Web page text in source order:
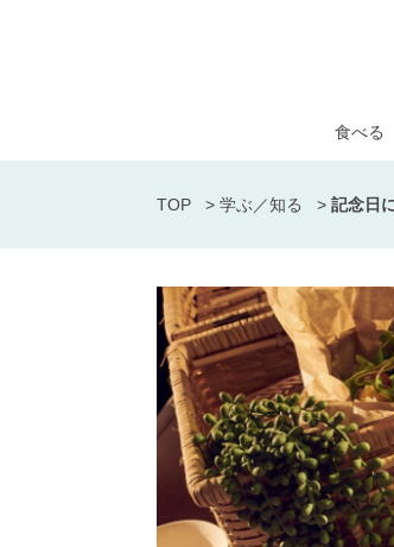
食べる
TOP > 学ぶ／知る > 記念日